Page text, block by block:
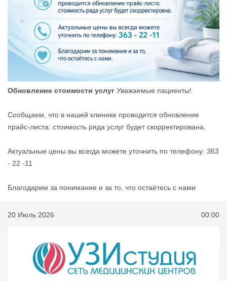
Обновление стоимости услуг Уважаемые пациенты!
Сообщаем, что в нашей клинике проводится обновление
прайс‑листа: стоимость ряда услуг будет скорректирована.
Актуальные цены вы всегда можете уточнить по телефону: 363
- 22 -11
Благодарим за понимание и за то, что остаётесь с нами
20 Июль 2026 00:00